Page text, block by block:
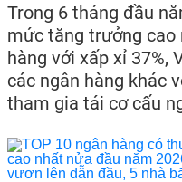
Trong 6 tháng đầu
mức tăng trưởng cao
hàng với xấp xỉ 37%,
các ngân hàng khác
tham gia tái cơ cấu